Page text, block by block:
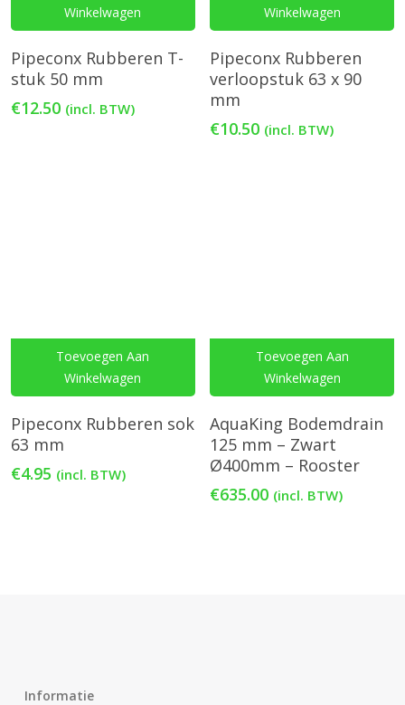
Winkelwagen
Pipeconx Rubberen T-
stuk 50 mm
€12.50 (incl. BTW)
Winkelwagen
Pipeconx Rubberen
verloopstuk 63 x 90
mm
€10.50 (incl. BTW)
Toevoegen Aan
Winkelwagen
Pipeconx Rubberen sok
63 mm
€4.95 (incl. BTW)
Toevoegen Aan
Winkelwagen
AquaKing Bodemdrain
125 mm – Zwart
Ø400mm – Rooster
€635.00 (incl. BTW)
Informatie